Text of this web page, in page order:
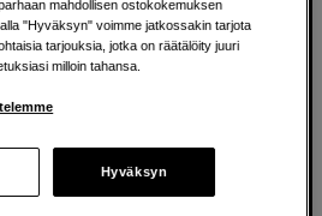
jossa on lisävarusteita
25L Kit
mahdollisen ostokokemuksen
"Hyväksyn" voimme jatkossakin tarjota
tarjouksia, jotka on räätälöity juuri
milloin tahansa.
Hyväksyn